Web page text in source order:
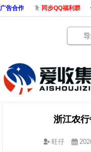
广告合作 同步QQ福利群
浙江农
旺仔